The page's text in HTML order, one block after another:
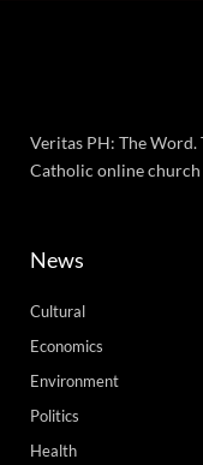
Veritas PH: The
Catholic online
News
Cultural
Economics
Environment
Politics
Health